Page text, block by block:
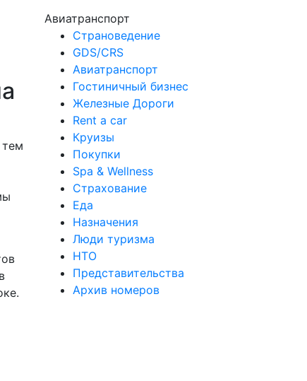
Авиатранспорт
Страноведение
GDS/CRS
Авиатранспорт
Гостиничный бизнес
Железные Дороги
Rent a car
Круизы
Покупки
Spa & Wellness
Страхование
Еда
Назначения
Люди туризма
НТО
Представительства
Архив номеров